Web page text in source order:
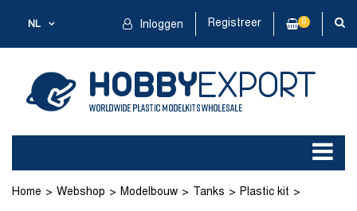
NL Inloggen Registreer 0
Home Webshop Modelbouw Tanks Plastic kit